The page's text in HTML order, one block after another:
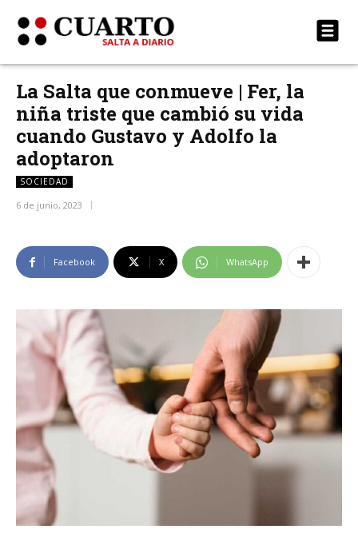
La Salta que conmueve | Fer, la
niña triste que cambió su vida
cuando Gustavo y Adolfo la
adoptaron
SOCIEDAD
6 de junio, 2023
Facebook X WhatsApp